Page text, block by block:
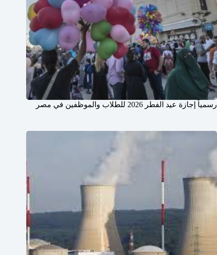
رسمياً إجازة عيد الفطر 2026 للطلاب والموظفين في مصر